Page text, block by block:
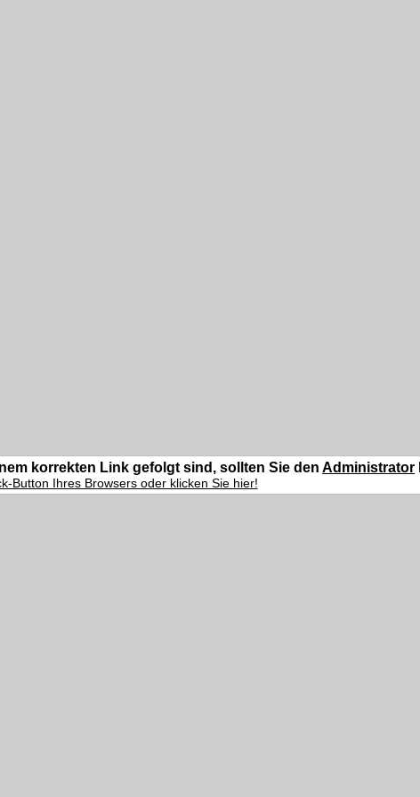
korrekten Link gefolgt sind, sollten Sie den Administrator
Button Ihres Browsers oder klicken Sie hier!